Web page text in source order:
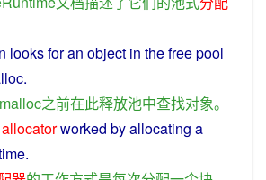
looksfor an object in thefreepool
.
malloc之前在此释放池中查找对象。
allocatorworked byallocating a
.